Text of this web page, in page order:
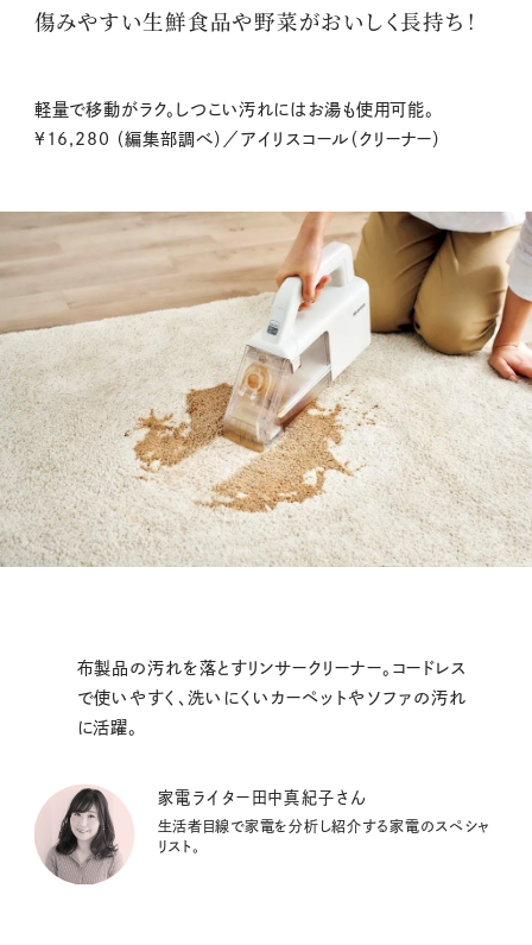
傷みやすい生鮮食品や野菜がおいしく長持ち！
軽量で移動がラク。しつこい汚れにはお湯も使用可能。
¥16,280 （編集部調べ）／アイリスコール（クリーナー）
布製品の汚れを落とすリンサークリーナー。コードレス
で使いやすく、洗いにくいカーペットやソファの汚れ
に活躍。
家電ライター田中真紀子さん
生活者目線で家電を分析し紹介する家電のスペシャ
リスト。